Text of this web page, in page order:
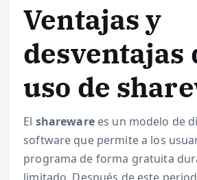
Ventajas y
desventajas
uso de
El sharewarees un modelo de
software que permite a los
programa de forma gratuita